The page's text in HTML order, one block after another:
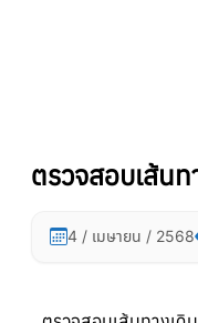
ตรวจสอบเส้น
4 / เมษายน / 2568